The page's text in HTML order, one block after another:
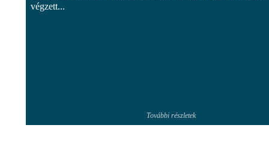
végzett...
További részletek